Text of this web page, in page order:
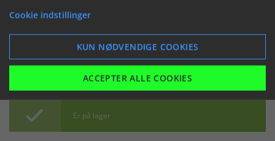
(046039)
 Er på lager
Cookie indstillinger
KUN NØDVENDIGE COOKIES
ACCEPTER ALLE COOKIES